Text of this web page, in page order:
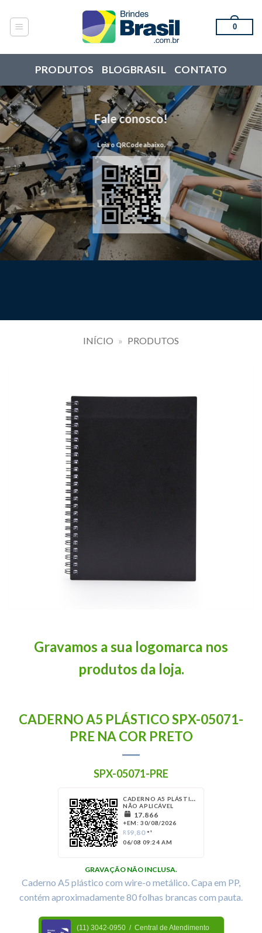
content
0
PRODUTOS BLOGBRASIL CONTATO
Fale conosco!
Leia o QRCode abaixo.
INÍCIO » PRODUTOS
Gravamos a sua logomarca nos
produtos da loja.
CADERNO A5 PLÁSTICO SPX-05071-
PRE NA COR PRETO
SPX-05071-PRE
CADERNO A5 PLÁSTICO
NÃO APLICÁVEL
17.866
+EM: 30/08/2026
R$9,80*¹
06/08 09:24 AM
GRAVAÇÃO NÃO INCLUSA.
Caderno A5 plástico com wire-o metálico. Capa em PP,
contém aproximadamente 80 folhas brancas com pauta.
(11) 3042-0950 / Central de Atendimento